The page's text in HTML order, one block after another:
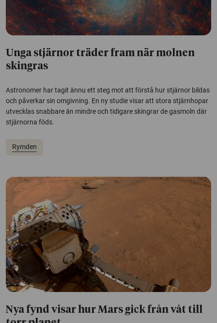
Unga stjärnor träder fram när molnen
skingras
Astronomer har tagit ännu ett steg mot att förstå hur stjärnor bildas
och påverkar sin omgivning. En ny studie visar att stora stjärnhopar
utvecklas snabbare än mindre och tidigare skingrar de gasmoln där
stjärnorna föds.
Rymden
Nya fynd visar hur Mars gick från våt till